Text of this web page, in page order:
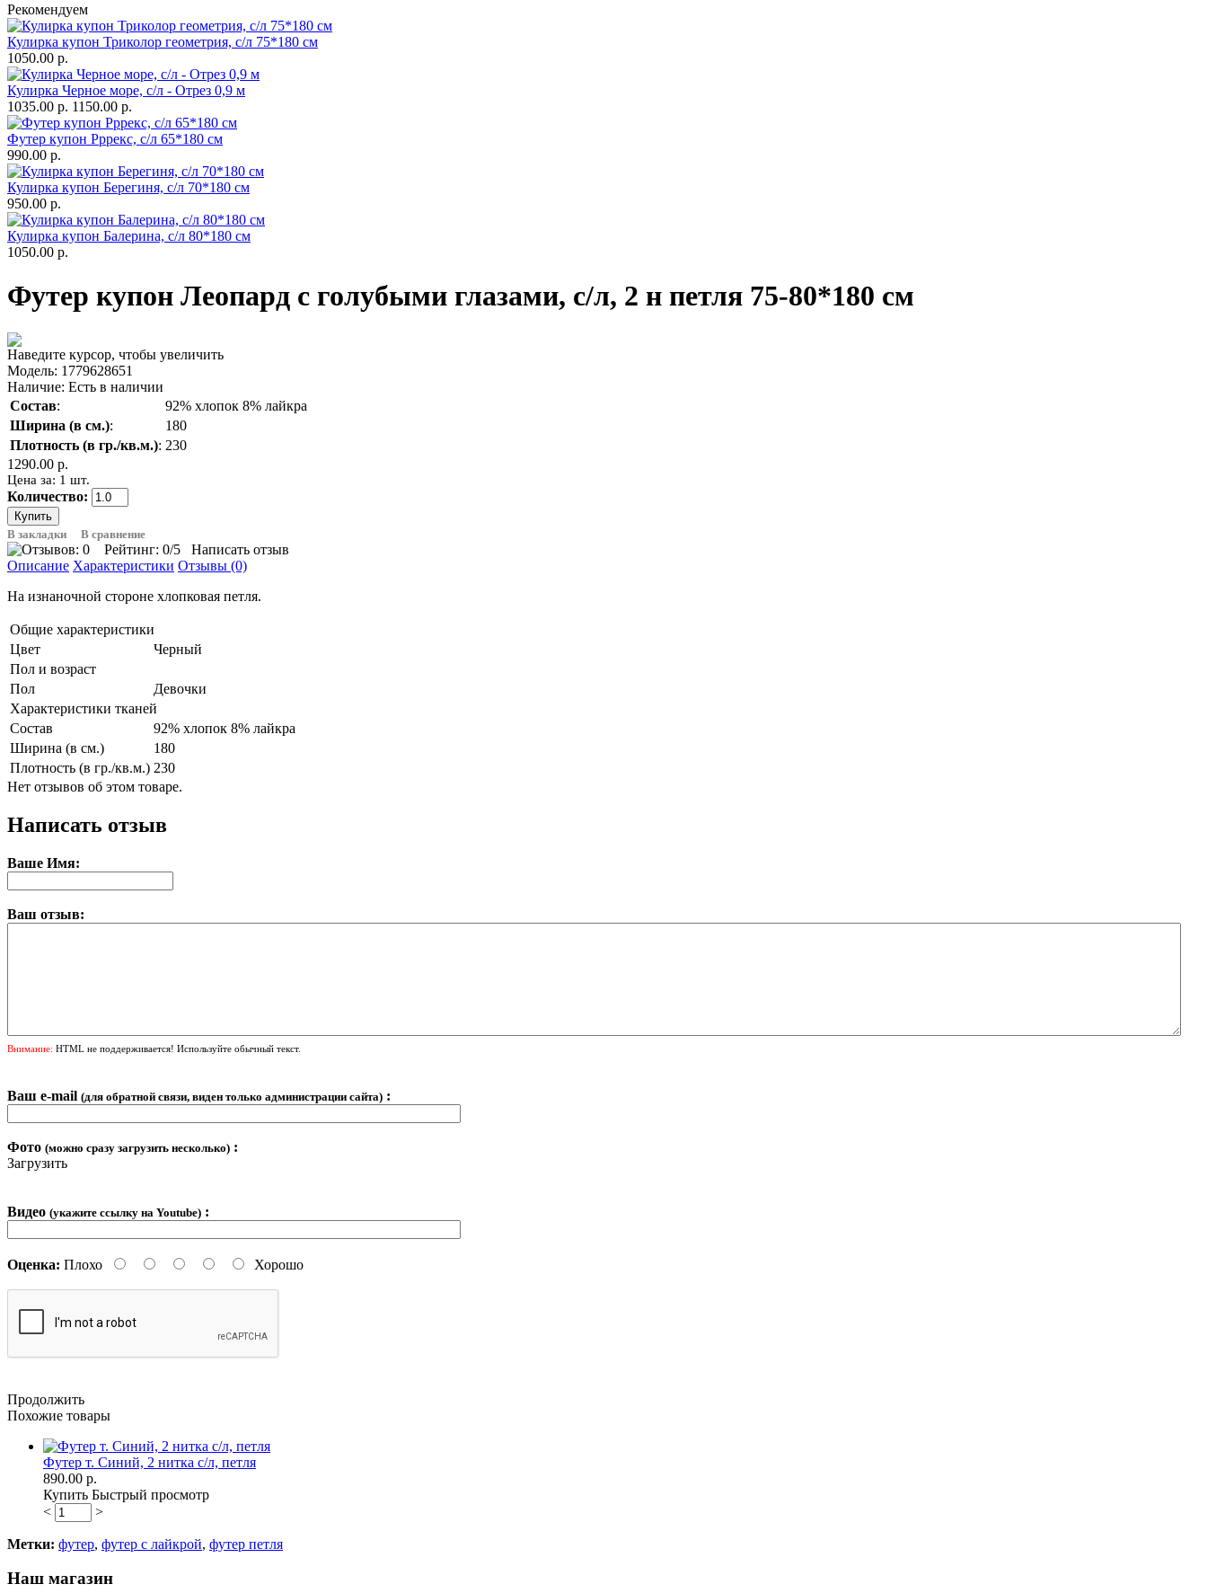
Рекомендуем
Кулирка купон Триколор геометрия, с/л 75*180 см
1050.00 р.
Кулирка Черное море, с/л - Отрез 0,9 м
1035.00 р. 1150.00 р.
Футер купон Рррекс, с/л 65*180 см
990.00 р.
Кулирка купон Берегиня, с/л 70*180 см
950.00 р.
Кулирка купон Балерина, с/л 80*180 см
1050.00 р.
Футер купон Леопард с голубыми глазами, с/л, 2 н петля 75-80*180 см
Наведите курсор, чтобы увеличить
Модель: 1779628651
Наличие: Есть в наличии
Состав:
92% хлопок 8% лайкра
Ширина (в см.):
180
Плотность (в гр./кв.м.): 230
1290.00 р.
Цена за: 1 шт.
Количество:
В закладки В сравнение
Рейтинг: 0/5
Написать отзыв
Описание Характеристики Отзывы (0)
На изнаночной стороне хлопковая петля.
Общие характеристики
Цвет
Черный
Пол и возраст
Пол
Девочки
Характеристики тканей
Состав
92% хлопок 8% лайкра
Ширина (в см.)
180
Плотность (в гр./кв.м.) 230
Нет отзывов об этом товаре.
Написать отзыв
Ваше Имя:
Ваш отзыв:
Внимание: HTML не поддерживается! Используйте обычный текст.
Ваш e-mail (для обратной связи, виден только администрации сайта) :
Фото (можно сразу загрузить несколько) :
Загрузить
Видео (укажите ссылку на Youtube) :
Оценка: Плохо Хорошо
Продолжить
Похожие товары
Футер т. Синий, 2 нитка с/л, петля
890.00 р.
Купить Быстрый просмотр
<
>
Метки: футер, футер с лайкрой, футер петля
Наш магазин